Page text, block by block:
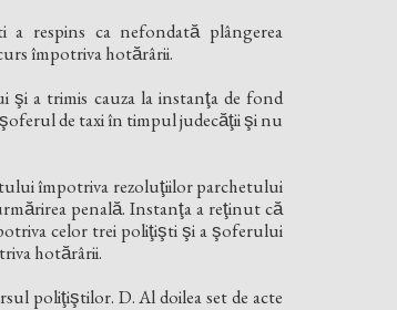
respins ca nefondată plângerea
împotriva hotărârii.
şi a trimis cauza la instanţa de fond
de taxi în timpul judecăţii şi nu
împotriva rezoluţiilor parchetului
penală. Instanţa a reţinut că
celor trei poliţişti şi a şoferului
hotărârii.
poliţiştilor. D. Al doilea set de acte